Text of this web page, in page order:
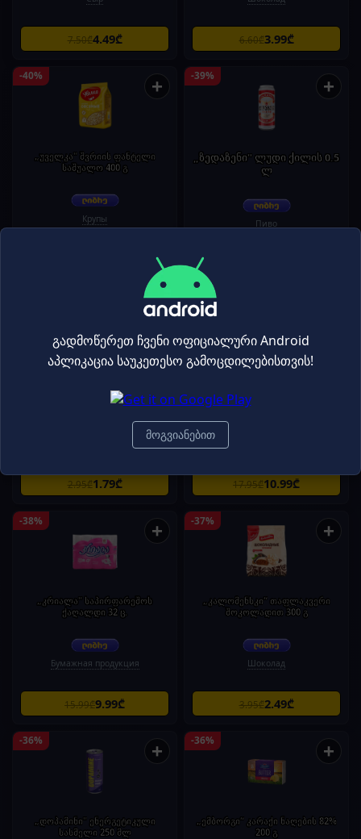
7.50₾4.49₾ 6.60₾3.99₾
-40% +
„უველკა" შვრიის ფანტელი
საშუალო 400 გ
Крупы
-39% +
„ზედაზენი" ლუდი ქილის 0.5
ლ
Пиво
+
2.95₾1.79₾
-39%
თხილით „დუო “ 750 გ
17.95₾10.99₾
-38% +
„კრიალა" საპირფარეშოს
ქაღალდი 32 ც.
Бумажная продукция
15.99₾9.99₾
-37% +
„კალომენსკი“ თაფლაკვერი
შოკოლადით 300 გ
Шоколад
3.95₾2.49₾
-36% +
„დოპამინი" ენერგეტიკული
სასმელი 250 მლ
-36% +
„ემბორგი“ კარაქი ნაღების 82%
200 გ
გადმოწერეთ ჩვენი ოფიციალური Android
აპლიკაცია საუკეთესო გამოცდილებისთვის!
მოგვიანებით